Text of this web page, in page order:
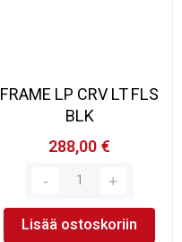
FRAME LP CRV LT FLS
BLK
288,00 €
Lisää ostoskoriin